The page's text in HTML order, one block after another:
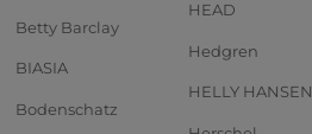
Betty Barclay
BIASIA
Bodenschatz
HEAD
Hedgren
HELLY HANSEN